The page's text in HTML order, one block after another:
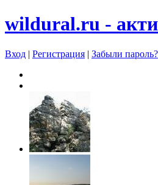
wildural.ru -
Вход | Регистрация | Забыли пароль?